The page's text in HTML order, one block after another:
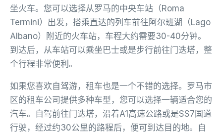
坐火车。您可以选择从罗马的中央车站（Roma
Termini）出发，搭乘直达的列车前往阿尔班湖（Lago
Albano）附近的火车站，车程大约需要30-40分钟。
到达后，从车站可以乘坐巴士或是步行前往门迭塔，整
个行程非常便利。
如果您喜欢自驾游，租车也是一个不错的选择。罗马市
区的租车公司提供多种车型，您可以选择一辆适合您的
汽车。自驾前往门迭塔，沿着A1高速公路或是SS7国道
行驶，经过约30公里的路程后，便可到达目的地。自